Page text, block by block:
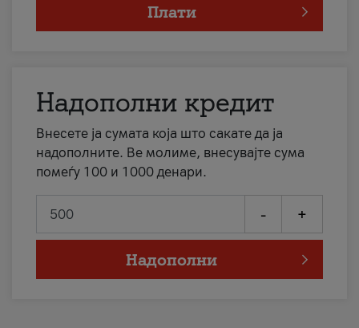
Плати
Надополни кредит
Внесете ја сумата која што сакате да ја
надополните. Ве молиме, внесувајте сума
помеѓу 100 и 1000 денари.
- +
Надополни